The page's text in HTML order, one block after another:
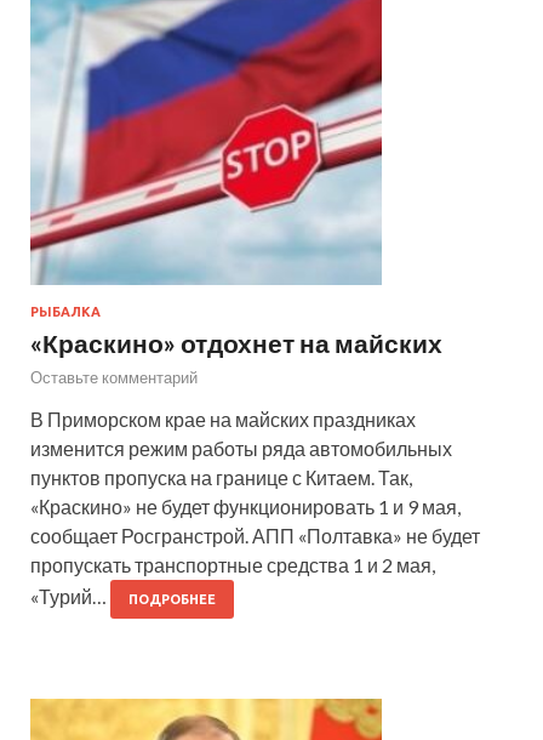
РЫБАЛКА
«Краскино» отдохнет на майских
Оставьте комментарий
В Приморском крае на майских праздниках
изменится режим работы ряда автомобильных
пунктов пропуска на границе с Китаем. Так,
«Краскино» не будет функционировать 1 и 9 мая,
сообщает Росгранстрой. АПП «Полтавка» не будет
пропускать транспортные средства 1 и 2 мая,
«Турий…
ПОДРОБНЕЕ